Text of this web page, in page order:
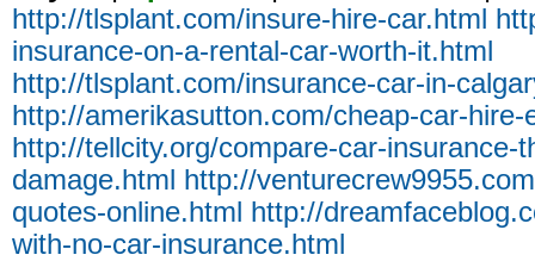
http://tlsplant.com/insure-hire-car.html
insurance-on-a-rental-car-worth-it.html
http://tlsplant.com/insurance-car-in-
http://amerikasutton.com/cheap-car-
http://tellcity.org/compare-car-insurance-
damage.html http://
quotes-online.html http://
with-no-car-insurance.html